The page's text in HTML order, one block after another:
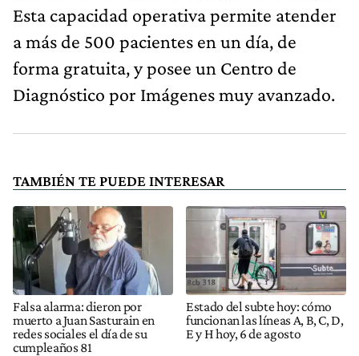
Esta capacidad operativa permite atender
a más de 500 pacientes en un día, de
forma gratuita, y posee un Centro de
Diagnóstico por Imágenes muy avanzado.
TAMBIÉN TE PUEDE INTERESAR
Falsa alarma: dieron por
muerto a Juan Sasturain en
redes sociales el día de su
cumpleaños 81
Estado del subte hoy: cómo
funcionan las líneas A, B, C, D,
E y H hoy, 6 de agosto